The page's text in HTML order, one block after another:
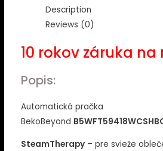
Description
Reviews (0)
10 rokov záruka na
Popis:
Automatická pračka
BekoBeyond
SteamTherapy– pre svieže